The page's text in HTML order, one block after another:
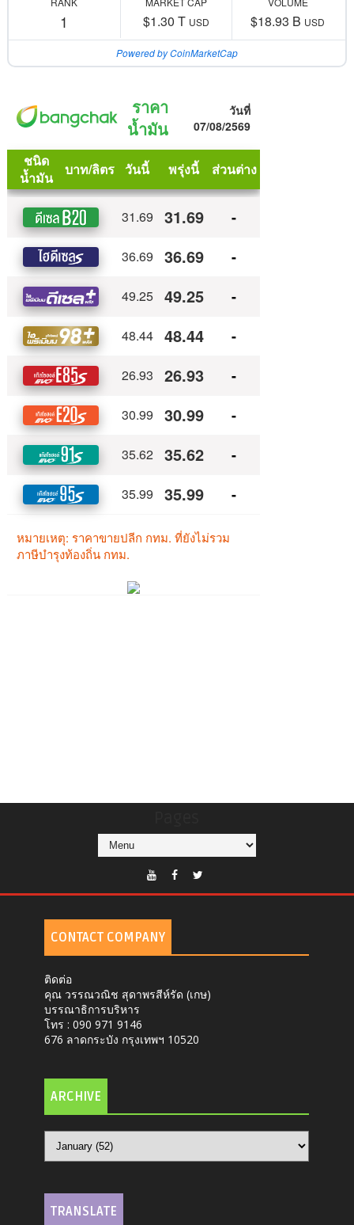
1 $1.30 T USD $18.93 B USD
Powered by CoinMarketCap
CONTACT COMPANY
ติดต่อ
คุณ วรรณวณิช สุดาพรสีห์รัด (เกษ)
บรรณาธิการบริหาร
โทร : 090 971 9146
676 ลาดกระบัง กรุงเทพฯ 10520
ARCHIVE
TRANSLATE